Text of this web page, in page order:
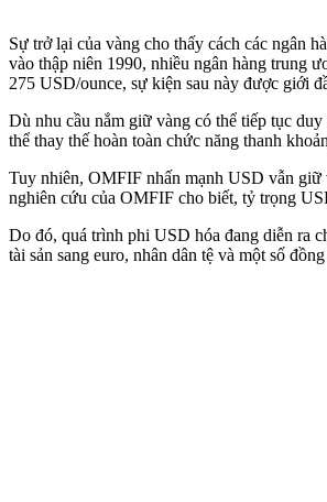
Sự trở lại của vàng cho thấy cách các ngân
vào thập niên 1990, nhiều ngân hàng trung
275 USD/ounce, sự kiện sau này được giới
Dù nhu cầu nắm giữ vàng có thể tiếp tục
thể thay thế hoàn toàn chức năng thanh
Tuy nhiên, OMFIF nhấn mạnh USD vẫn giữ
nghiên cứu của OMFIF cho biết, tỷ trọng
Do đó, quá trình phi USD hóa đang diễn ra
tài sản sang euro, nhân dân tệ và một số